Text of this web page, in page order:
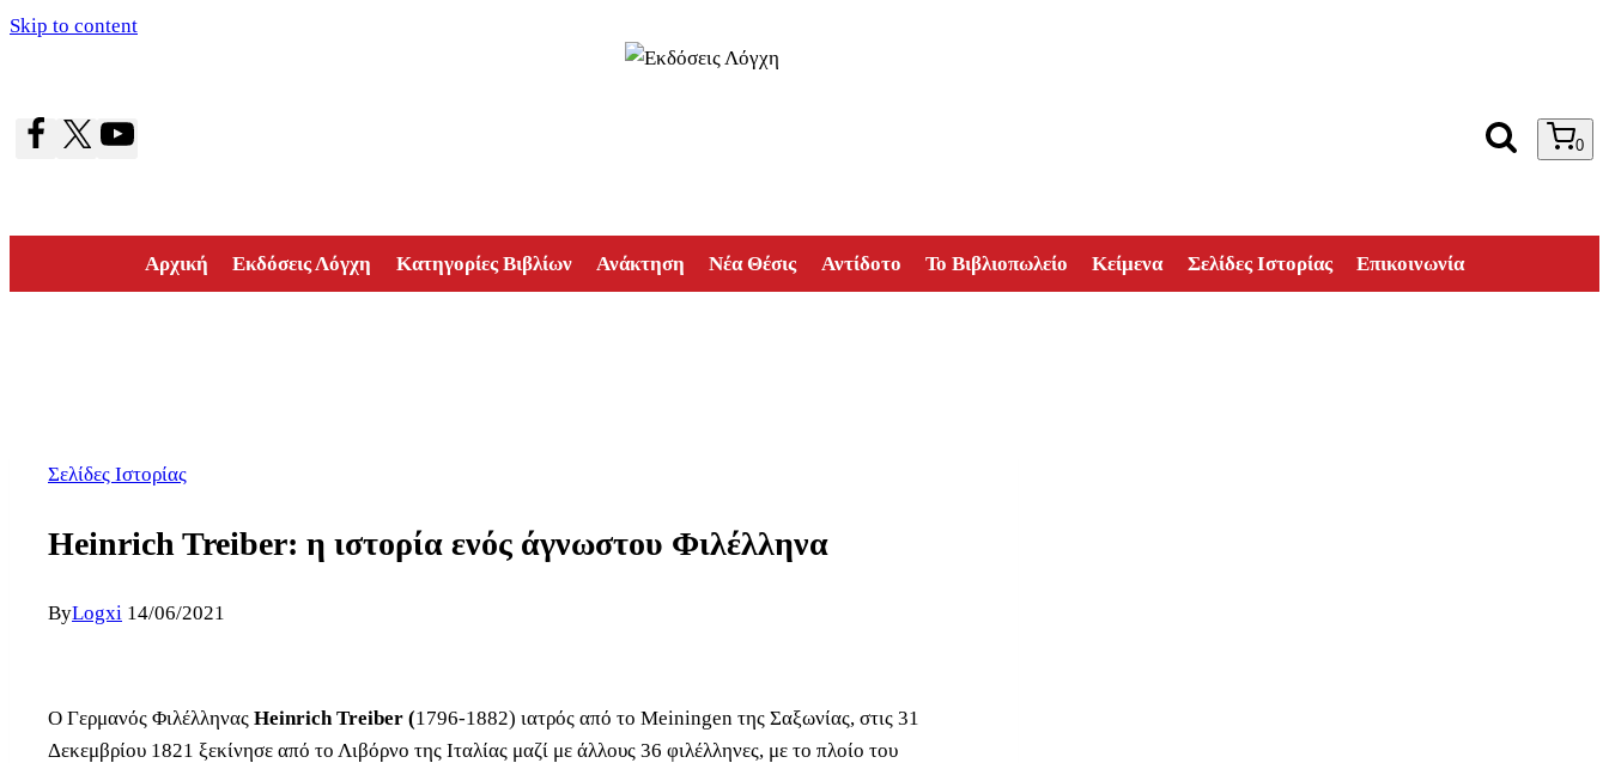
Skip to content
0
Αρχική Εκδόσεις Λόγχη Κατηγορίες Βιβλίων Ανάκτηση Νέα Θέσις Αντίδοτο Το Βιβλιοπωλείο Κείμενα Σελίδες Ιστορίας Επικοινωνία
Σελίδες Ιστορίας
Heinrich Treiber: η ιστορία ενός άγνωστου Φιλέλληνα
ByLogxi 14/06/2021
Ο Γερμανός Φιλέλληνας Heinrich Treiber (1796-1882) ιατρός από το Meiningen της Σαξωνίας, στις 31
Δεκεμβρίου 1821 ξεκίνησε από το Λιβόρνο της Ιταλίας μαζί με άλλους 36 φιλέλληνες, με το πλοίο του